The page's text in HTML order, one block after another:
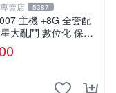
賣店 5387
主機 +8G 全套配
大亂鬥 數位化 保修
品質有保障